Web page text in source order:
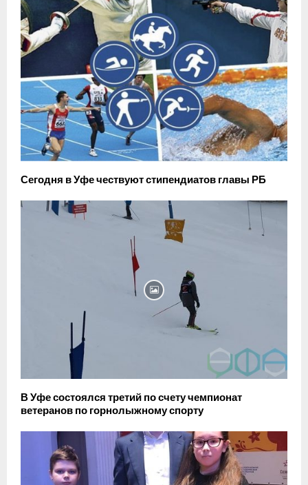
Сегодня в Уфе чествуют стипендиатов главы РБ
В Уфе состоялся третий по счету чемпионат
ветеранов по горнолыжному спорту